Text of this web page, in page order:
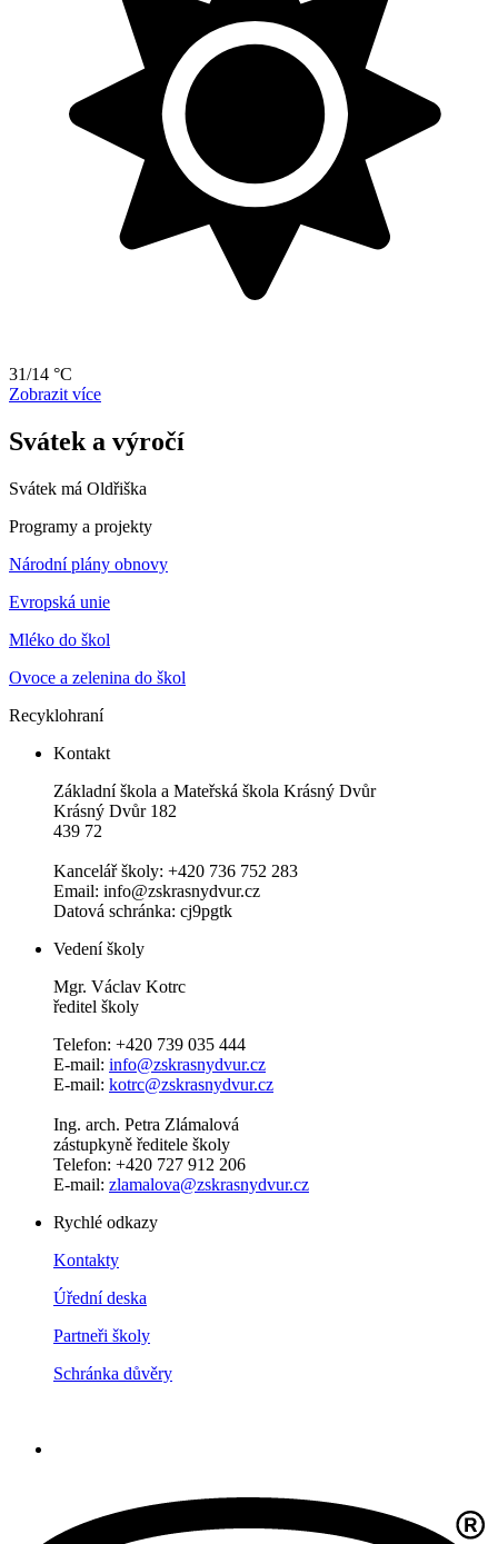
31/14 °C
Zobrazit více
Svátek a výročí
Svátek má Oldřiška
Programy a projekty
Národní plány obnovy
Evropská unie
Mléko do škol
Ovoce a zelenina do škol
Recyklohraní
Kontakt
Základní škola a Mateřská škola Krásný Dvůr
Krásný Dvůr 182
439 72
Kancelář školy: +420 736 752 283
Email: info@zskrasnydvur.cz
Datová schránka: cj9pgtk
Vedení školy
Mgr. Václav Kotrc
ředitel školy
Telefon: +420 739 035 444
E-mail: info@zskrasnydvur.cz
E-mail: kotrc@zskrasnydvur.cz
Ing. arch. Petra Zlámalová
zástupkyně ředitele školy
Telefon: +420 727 912 206
E-mail: zlamalova@zskrasnydvur.cz
Rychlé odkazy
Kontakty
Úřední deska
Partneři školy
Schránka důvěry